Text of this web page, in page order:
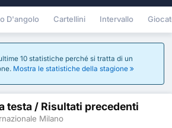
D'angolo Cartellini Intervallo
10 statistiche perché si tratta di un
Mostra le statistiche della stagione
testa / Risultati precedenti
Milano